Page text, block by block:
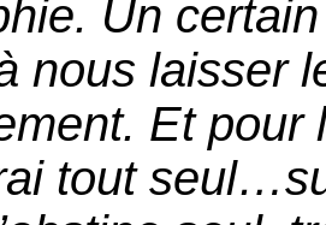
Un
nous laisser
Et
tout